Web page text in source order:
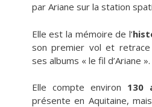
par Ariane sur la station
Elle est la mémoire de l’
son premier vol et
ses albums « le fil d’Ariane ».
Elle compte environ 130
présente en Aquitaine,